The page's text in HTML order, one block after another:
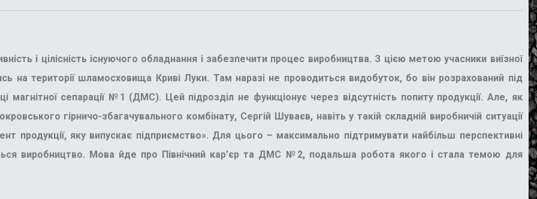
і цілісність існуючого обладнання і забезпечити процес виробництва. З цією метою учасники виїзної
на території шламосховища Криві Луки. Там наразі не проводиться видобуток, бо він розрахований під
магнітної сепарації №1 (ДМС). Цей підрозділ не функціонує через відсутність попиту продукції. Але, як
гірничо-збагачувального комбінату, Сергій Шуваєв, навіть у такій складній виробничій ситуації
продукції, яку випускає підприємство». Для цього – максимально підтримувати найбільш перспективні
виробництво. Мова йде про Північний кар’єр та ДМС №2, подальша робота якого і стала темою для